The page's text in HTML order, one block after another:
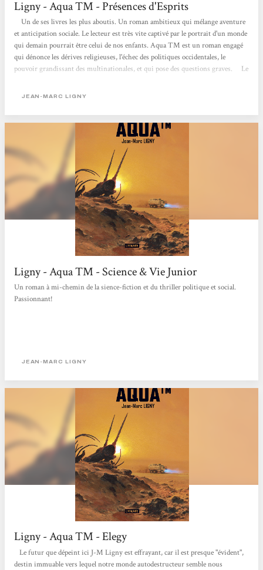
Ligny - Aqua TM - Présences d'Esprits
Un de ses livres les plus aboutis. Un roman ambitieux qui mélange aventure
et anticipation sociale. Le lecteur est très vite captivé par le portrait d'un monde
qui demain pourrait être celui de nos enfants. Aqua TM est un roman engagé
qui dénonce les dérives religieuses, l'échec des politiques occidentales, le
pouvoir grandissant des multinationales, et qui pose des questions graves. Le
certains personnages qui incarnent des valeurs d'entraide et de partage. Un
JEAN-MARC LIGNY
Ligny - Aqua TM - Science & Vie Junior
Un roman à mi-chemin de la sience-fiction et du thriller politique et social.
Passionnant!
JEAN-MARC LIGNY
Ligny - Aqua TM - Elegy
Le futur que dépeint ici J-M Ligny est effrayant, car il est presque "évident",
destin immuable vers lequel notre monde autodestructeur semble nous